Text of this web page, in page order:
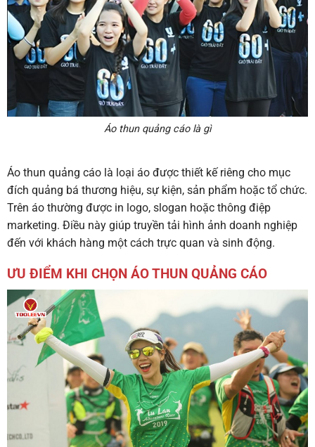
Áo thun quảng cáo là gì
Áo thun quảng cáo là loại áo được thiết kế riêng cho mục
đích quảng bá thương hiệu, sự kiện, sản phẩm hoặc tổ chức.
Trên áo thường được in logo, slogan hoặc thông điệp
marketing. Điều này giúp truyền tải hình ảnh doanh nghiệp
đến với khách hàng một cách trực quan và sinh động.
ƯU ĐIỂM KHI CHỌN ÁO THUN QUẢNG CÁO